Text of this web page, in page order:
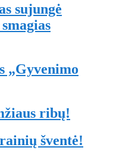
sujungė
„Gyvenimo
ribų!
šventė!